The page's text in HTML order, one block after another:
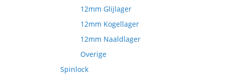
12mm Glijlager
12mm Kogellager
12mm Naaldlager
Overige
Spinlock